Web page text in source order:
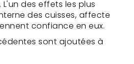
des effets les plus
des cuisses, affecte
confiance en eux.
sont ajoutées à